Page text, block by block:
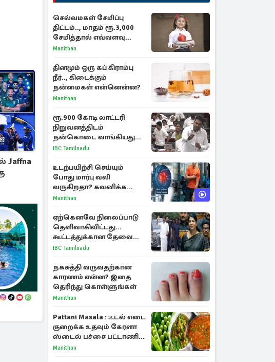
Jaffna
செல்வமகள் சேமிப்பு
திட்டம்.., மாதம் ரூ.3,000
சேமித்தால் எவ்வளவு
கிடைக்கும்?
Manithan
தினமும் ஒரு கப் கிராம்பு
நீர்.., கிடைக்கும்
நன்மைகள் என்னென்ன?
Manithan
ரூ.900 கோடி லாட்டரி
நிறுவனத்திடம்
நன்கொடை வாங்கியது
ஏன்? உதயநிதி - ஆதவ்
IBC Tamilnadu
உடற்பயிற்சி செய்யும்
போது மார்பு வலி
வருகிறதா? கவனிக்க
வேண்டிய எச்சரிக்கை
Manithan
ஏற்கெனவே நிலைப்பாடு
தெளிவாகிவிட்டது...
கூட்டத்துக்கான தேவை
என்ன? - கனிமொழி
IBC Tamilnadu
நகசுத்தி வருவதற்கான
காரணம் என்ன? இதை
தெரிந்து கொள்ளுங்கள்
Manithan
Pattani Masala : உடல் எடை
குறைக்க உதவும் கேரளா
ஸ்டைல் பச்சை பட்டாணி
கிரேவி
Manithan